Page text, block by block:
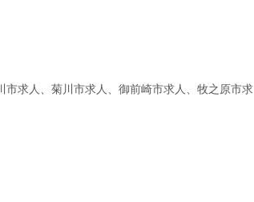
求人、菊川市求人、御前崎市求人、牧之原市求